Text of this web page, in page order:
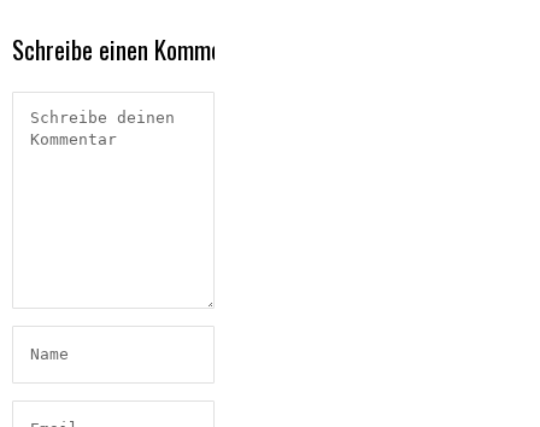
Schreibe einen Kommentar